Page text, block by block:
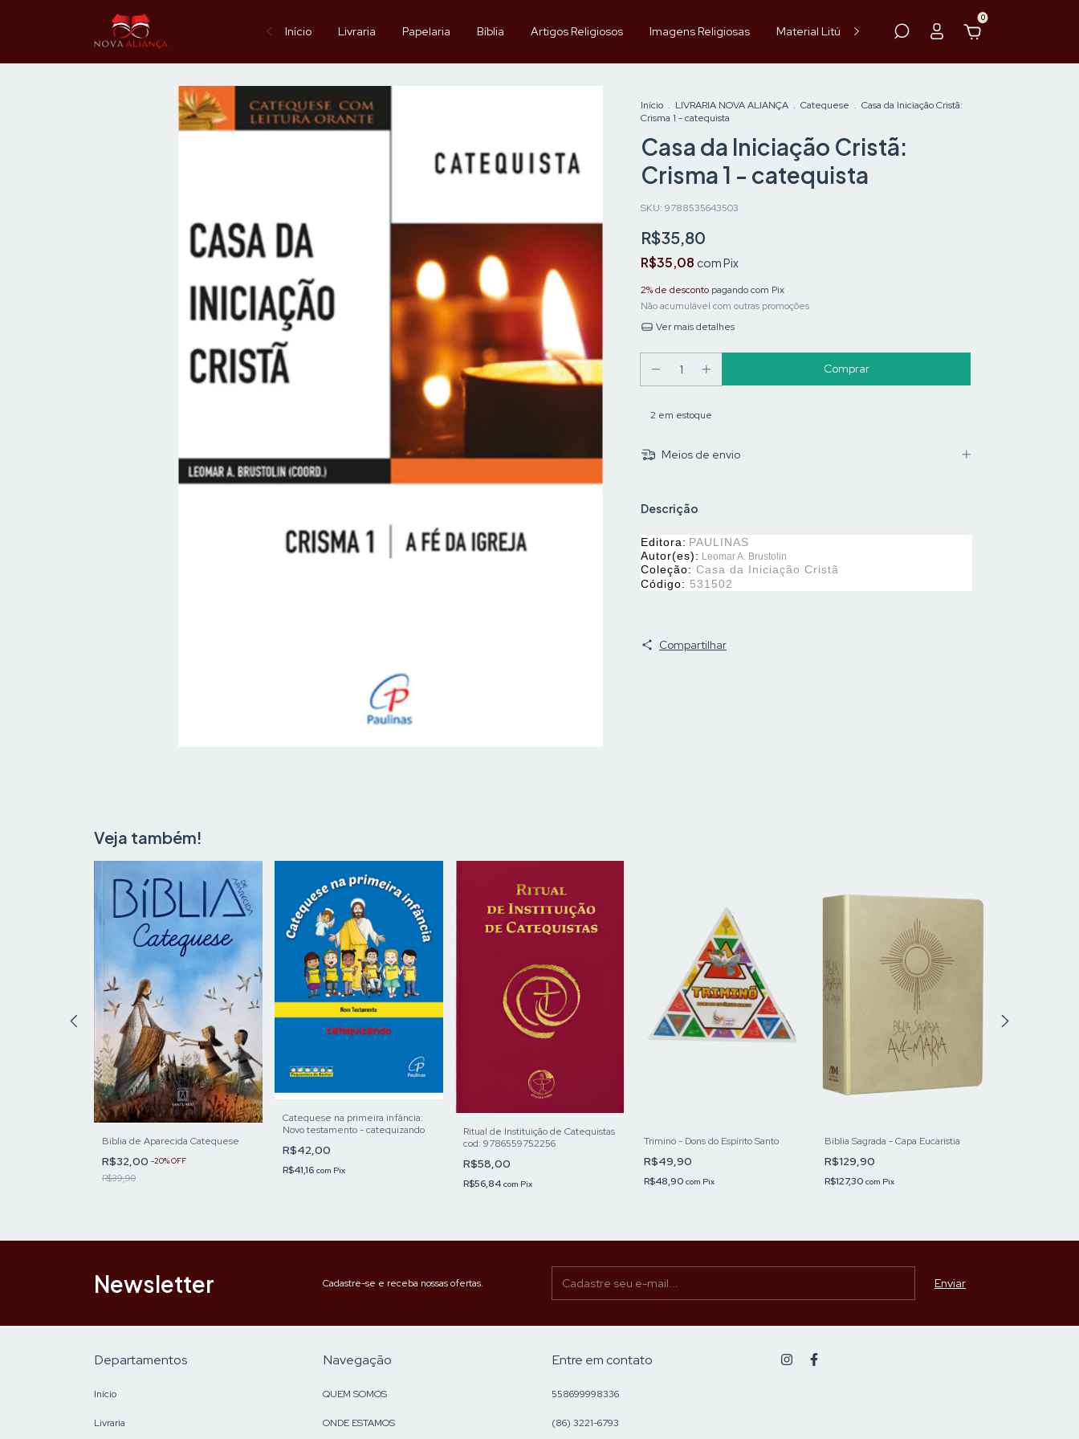
Início Livraria Papelaria Bíblia Artigos Religiosos Imagens Religiosas Material Litúrgico Paramentos
0
Início . LIVRARIA NOVA ALIANÇA . Catequese . Casa da Iniciação Cristã:
Crisma 1 - catequista
Casa da Iniciação Cristã:
Crisma 1 - catequista
SKU: 9788535643503
R$35,80
R$35,08 comPix
2% de desconto pagando com Pix
Não acumulável com outras promoções
Ver mais detalhes
2 em estoque
Meios de envio
Descrição
Editora: PAULINAS
Autor(es): Leomar A. Brustolin
Coleção: Casa da Iniciação Cristã
Código: 531502
Compartilhar
Veja também!
Bíblia de Aparecida Catequese
R$32,00 -20%OFF
R$39,90
Catequese na primeira infância:
Novo testamento - catequizando
R$42,00
R$41,16 com Pix
Ritual de Instituição de Catequistas
cod: 9786559752256
R$58,00
R$56,84 com Pix
Triminó - Dons do Espírito Santo
R$49,90
R$48,90 com Pix
Bíblia Sagrada - Capa Eucaristia
R$129,90
R$127,30 com Pix
Newsletter Cadastre-se e receba nossas ofertas.
Departamentos
Início
Livraria
Navegação
QUEM SOMOS
ONDE ESTAMOS
Entre em contato
558699998336
(86) 3221-6793